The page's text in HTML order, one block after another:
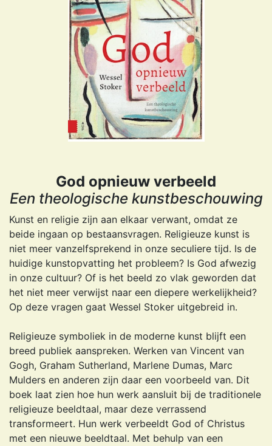
God opnieuw verbeeld
Een theologische kunstbeschouwing
Kunst en religie zijn aan elkaar verwant, omdat ze
beide ingaan op bestaansvragen. Religieuze kunst is
niet meer vanzelfsprekend in onze seculiere tijd. Is de
huidige kunstopvatting het probleem? Is God afwezig
in onze cultuur? Of is het beeld zo vlak geworden dat
het niet meer verwijst naar een diepere werkelijkheid?
Op deze vragen gaat Wessel Stoker uitgebreid in.
Religieuze symboliek in de moderne kunst blijft een
breed publiek aanspreken. Werken van Vincent van
Gogh, Graham Sutherland, Marlene Dumas, Marc
Mulders en anderen zijn daar een voorbeeld van. Dit
boek laat zien hoe hun werk aansluit bij de traditionele
religieuze beeldtaal, maar deze verrassend
transformeert. Hun werk verbeeldt God of Christus
met een nieuwe beeldtaal. Met behulp van een